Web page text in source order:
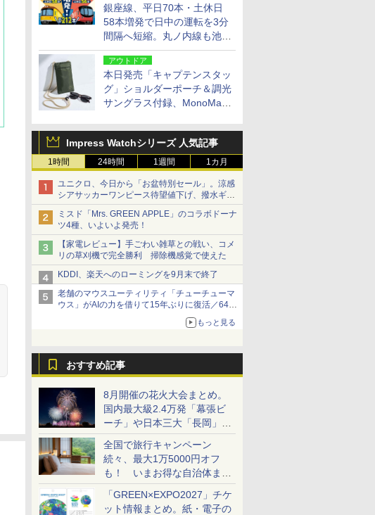
銀座線、平日70本・土休日
58本増発で日中の運転を3分
間隔へ短縮。丸ノ内線も池袋
～中野坂上を4分間隔に
アウトドア
本日発売「キャプテンスタッ
グ」ショルダーポーチ＆調光
サングラス付録、MonoMax
Impress Watchシリーズ 人気記事
1時間 24時間 1週間 1カ月
ユニクロ、今日から「お盆特別セール」。涼感
シアサッカーワンピース待望値下げ、撥水ギア
ショーツは1990円に
ミスド「Mrs. GREEN APPLE」のコラボドーナ
ツ4種、いよいよ発売！
【家電レビュー】手ごわい雑草との戦い、コメ
リの草刈機で完全勝利 掃除機感覚で使えた
KDDI、楽天へのローミングを9月末で終了
老舗のマウスユーティリティ「チューチューマ
ウス」がAIの力を借りて15年ぶりに復活／64bit
化、Windows 10/11、「Chrome」も走り回
る。復活記念で2026年末まで500円
もっと見る
おすすめ記事
8月開催の花火大会まとめ。
国内最大級2.4万発「幕張ビ
ーチ」や日本三大「長岡」な
ど大型イベント目白押し！
全国で旅行キャンペーン
続々、最大1万5000円オフ
も！ いまお得な自治体まと
め
「GREEN×EXPO2027」チケ
ット情報まとめ。紙・電子の